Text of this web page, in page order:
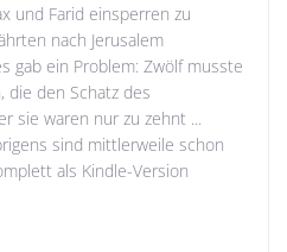
und Farid einsperren zu
nach Jerusalem
gab ein Problem: Zwölf musste
die den Schatz des
sie waren nur zu zehnt ...
sind mittlerweile schon
als Kindle-Version